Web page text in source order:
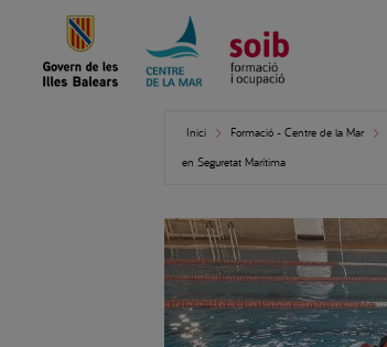
Inici Formació - Centre de la Mar
en Seguretat Marítima